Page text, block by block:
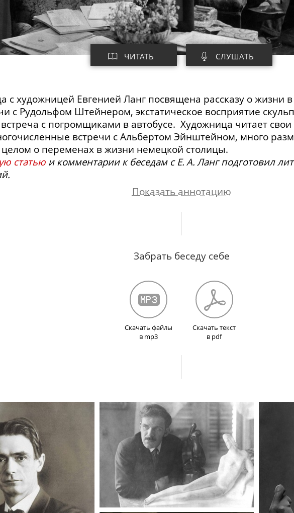
ЧИТАТЬ СЛУШАТЬ
с художницей Евгенией Ланг посвящена рассказу о жизни
с Рудольфом Штейнером, экстатическое восприятие
с погромщиками в автобусе. Художница читает
встречи с Альбертом Эйнштейном, много
целом о переменах в жизни немецкой столицы.
статью и комментарии к беседам с Е. А. Ланг подготовил
Рудольфом Штейнером после его лекции. Случай на
с Эйнштейном и его дочерью. В гостях у Эйнштейна.
надвигающейся опасности. Знакомство с С.А. Есениным и А.
Эйнштейном о Маяковском и бессмертии. Концерт скрипача
с Гитлером и его шайкой. Отъезд в Италию.
Показать аннотацию
Забрать беседу себе
Скачать файлы
в mp3
Скачать текст
в pdf